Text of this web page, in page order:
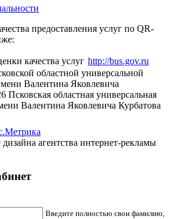
предоставления услуг по QR-
http://bus.gov.ru
областной универсальной
Валентина Яковлевича
Псковская областная универсальная
Валентина Яковлевича Курбатова
агентства интернет-рекламы
Введите полностью свои фамилию,